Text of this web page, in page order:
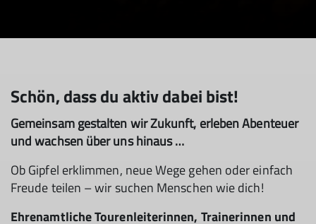
Schön, dass du aktiv dabei bist!
Gemeinsam gestalten wir Zukunft, erleben Abenteuer
und wachsen über uns hinaus …
Ob Gipfel erklimmen, neue Wege gehen oder einfach
Freude teilen – wir suchen Menschen wie dich!
Ehrenamtliche Tourenleiterinnen, Trainerinnen und